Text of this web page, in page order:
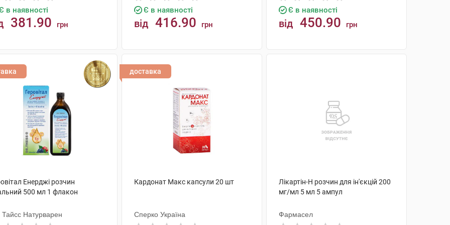
в наявності
381.90 грн
Є в наявності
від 416.90 грн
Є в наявності
від 450.90 грн
Енерджі розчин
500 мл 1 флакон
Тайсс Натурварен
доставка
Кардонат Макс капсули 20 шт
Сперко Україна
Лікартін-Н розчин для ін'єкцій 200
мг/мл 5 мл 5 ампул
Фармасел